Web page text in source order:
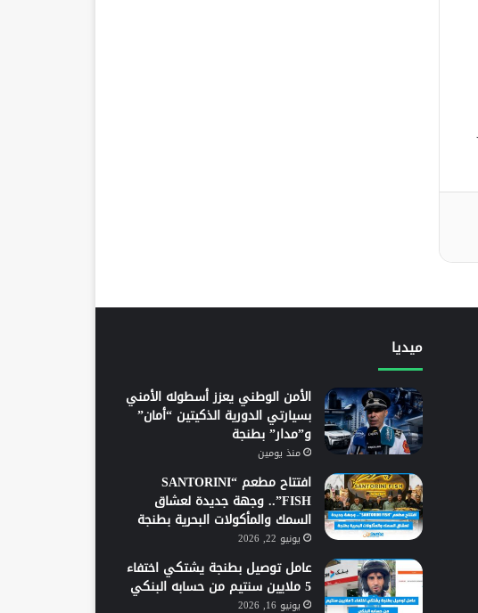
ميديا
الأمن الوطني يعزز أسطوله الأمني
بسيارتي الدورية الذكيتين “أمان”
و”مدار” بطنجة
منذ يومين
افتتاح مطعم “SANTORINI
FISH”.. وجهة جديدة لعشاق
السمك والمأكولات البحرية بطنجة
يونيو 22, 2026
عامل توصيل بطنجة يشتكي اختفاء
5 ملايين سنتيم من حسابه البنكي
يونيو 16, 2026